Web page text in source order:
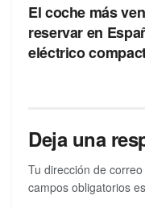
El coche más
reservar en
eléctrico
Deja una
Tu dirección de
campos obligatorios